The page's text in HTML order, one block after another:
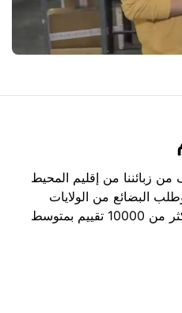
من زبائننا من إقليم المحيط
البضائع من الولايات
قاموا بنشر أكثر من 10000 تقييم بمتوسط